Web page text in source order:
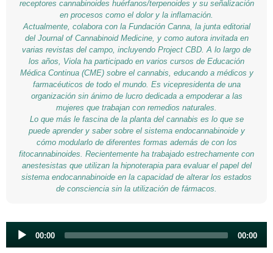
receptores cannabinoides huérfanos/terpenoides y su señalización
en procesos como el dolor y la inflamación.
Actualmente, colabora con la Fundación Canna, la junta editorial
del Journal of Cannabinoid Medicine, y como autora invitada en
varias revistas del campo, incluyendo Project CBD. A lo largo de
los años, Viola ha participado en varios cursos de Educación
Médica Continua (CME) sobre el cannabis, educando a médicos y
farmacéuticos de todo el mundo. Es vicepresidenta de una
organización sin ánimo de lucro dedicada a empoderar a las
mujeres que trabajan con remedios naturales.
Lo que más le fascina de la planta del cannabis es lo que se
puede aprender y saber sobre el sistema endocannabinoide y
cómo modularlo de diferentes formas además de con los
fitocannabinoides. Recientemente ha trabajado estrechamente con
anestesistas que utilizan la hipnoterapia para evaluar el papel del
sistema endocannabinoide en la capacidad de alterar los estados
de consciencia sin la utilización de fármacos.
Player
00:00 00:00